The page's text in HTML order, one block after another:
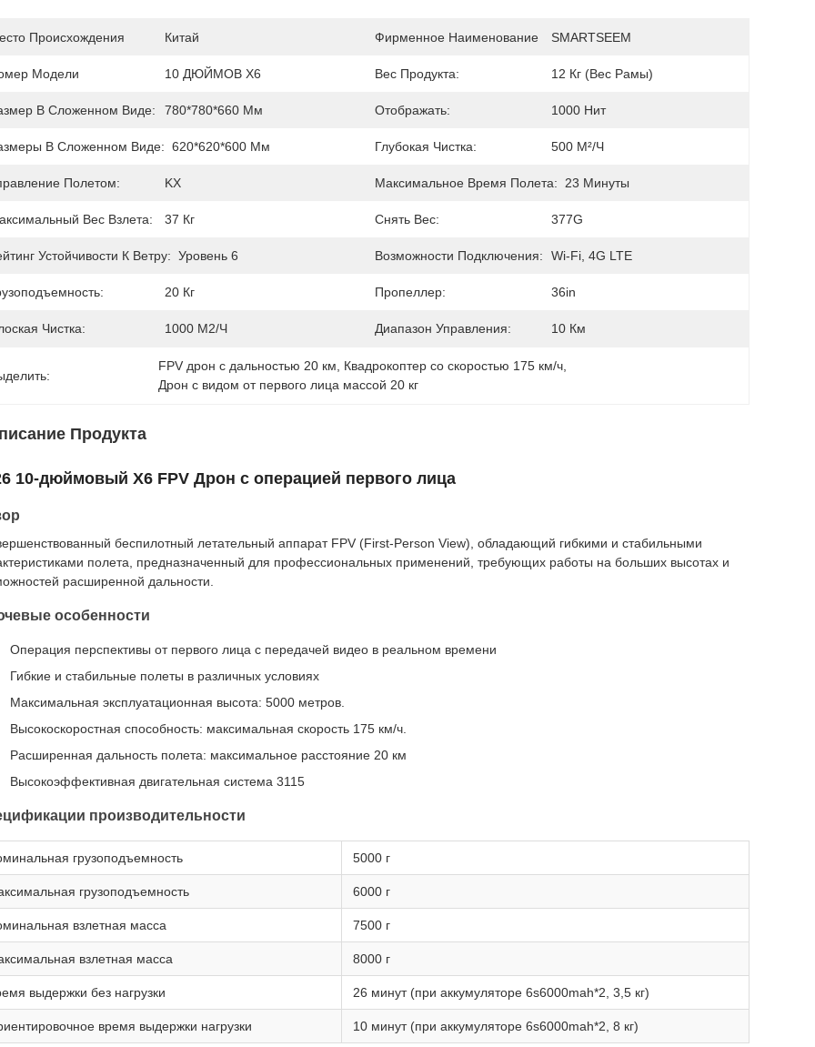
Происхождения Китай Фирменное Наименование SMARTSEEM
Модели 10 ДЮЙМОВ X6 Вес Продукта: 12 Кг (вес Рамы)
В Сложенном Виде: 780*780*660 Мм Отображать: 1000 Нит
В Сложенном Виде: 620*620*600 Мм Глубокая Чистка: 500 М²/ч
Полетом: KX Максимальное Время Полета: 23 Минуты
Вес Взлета: 37 Кг Снять Вес: 377G
Устойчивости К Ветру: Уровень 6 Возможности Подключения: Wi-Fi, 4G LTE
20 Кг Пропеллер: 36in
Чистка: 1000 М2/ч Диапазон Управления: 10 Км
FPV дрон с дальностью 20 км Квадрокоптер со скоростью 175 км/ч
Дрон с видом от первого лица массой 20 кг
Продукта
10-дюймовый X6 FPV Дрон с операцией первого лица
беспилотный летательный аппарат FPV (First-Person View), обладающий гибкими и стабильными
полета, предназначенный для профессиональных применений, требующих работы на больших высотах и
расширенной дальности.
особенности
Операция перспективы от первого лица с передачей видео в реальном времени
Гибкие и стабильные полеты в различных условиях
Максимальная эксплуатационная высота: 5000 метров.
Высокоскоростная способность: максимальная скорость 175 км/ч.
Расширенная дальность полета: максимальное расстояние 20 км
Высокоэффективная двигательная система 3115
производительности
грузоподъемность 5000 г
грузоподъемность 6000 г
взлетная масса 7500 г
взлетная масса 8000 г
выдержки без нагрузки 26 минут (при аккумуляторе 6s6000mah*2, 3,5 кг)
время выдержки нагрузки 10 минут (при аккумуляторе 6s6000mah*2, 8 кг)